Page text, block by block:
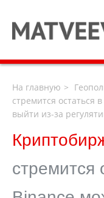
На главную
стремится остаться
выйти из-за
стремится